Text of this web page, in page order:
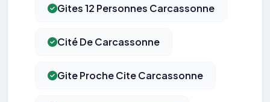
Gites 12 Personnes Carcassonne
Cité De Carcassonne
Gite Proche Cite Carcassonne